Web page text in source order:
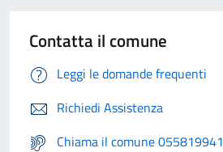
Contatta il comune
Leggi le domande frequenti
Richiedi Assistenza
Chiama il comune 055819941